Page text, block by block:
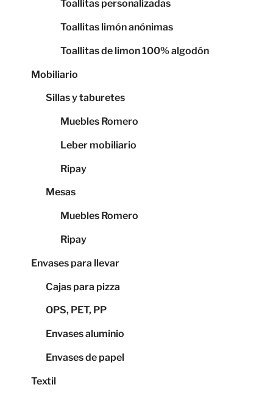
Toallitas personalizadas
Toallitas limón anónimas
Toallitas de limon 100% algodón
Mobiliario
Sillas y taburetes
Muebles Romero
Leber mobiliario
Ripay
Mesas
Muebles Romero
Ripay
Envases para llevar
Cajas para pizza
OPS, PET, PP
Envases aluminio
Envases de papel
Textil